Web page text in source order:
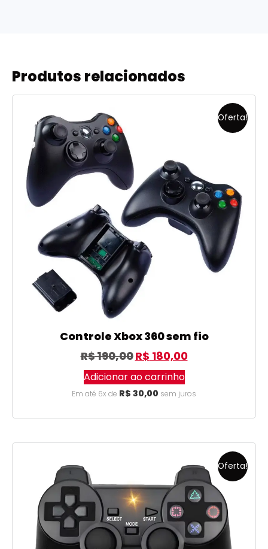
Produtos relacionados
Oferta!
Controle Xbox 360 sem fio
R$190,00R$ 180,00
Adicionar ao carrinho
Em até 6x de R$ 30,00 sem juros
Oferta!